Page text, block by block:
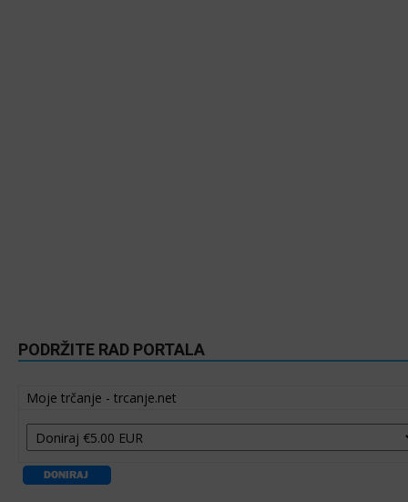
PODRŽITE RAD PORTALA
Moje trčanje - trcanje.net